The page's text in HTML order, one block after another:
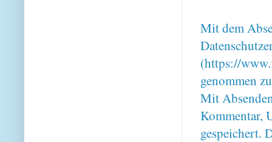
Mit dem
(https://
genommen
Mit
Kommentar,
gespeichert.